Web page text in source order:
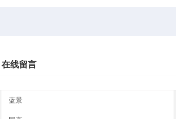
在线留言
蓝景